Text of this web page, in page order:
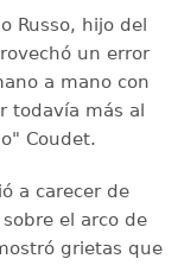
Russo, hijo del
un error
a mano con
todavía más al
Coudet.
a carecer de
el arco de
grietas que